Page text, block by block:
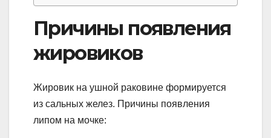
Причины появления
жировиков
Жировик на ушной раковине формируется
из сальных желез. Причины появления
липом на мочке: